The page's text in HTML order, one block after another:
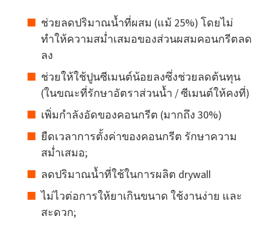
ช่วยลดปริมาณน้ำที่ผสม (แม้ 25%) โดยไม่
ทำให้ความสม่ำเสมอของส่วนผสมคอนกรีตลด
ลง
ช่วยให้ใช้ปูนซีเมนต์น้อยลงซึ่งช่วยลดต้นทุน
(ในขณะที่รักษาอัตราส่วนน้ำ / ซีเมนต์ให้คงที่)
เพิ่มกำลังอัดของคอนกรีต (มากถึง 30%)
ยืดเวลาการตั้งค่าของคอนกรีต รักษาความ
สม่ำเสมอ;
ลดปริมาณน้ำที่ใช้ในการผลิต drywall
ไม่ไวต่อการให้ยาเกินขนาด ใช้งานง่าย และ
สะดวก;